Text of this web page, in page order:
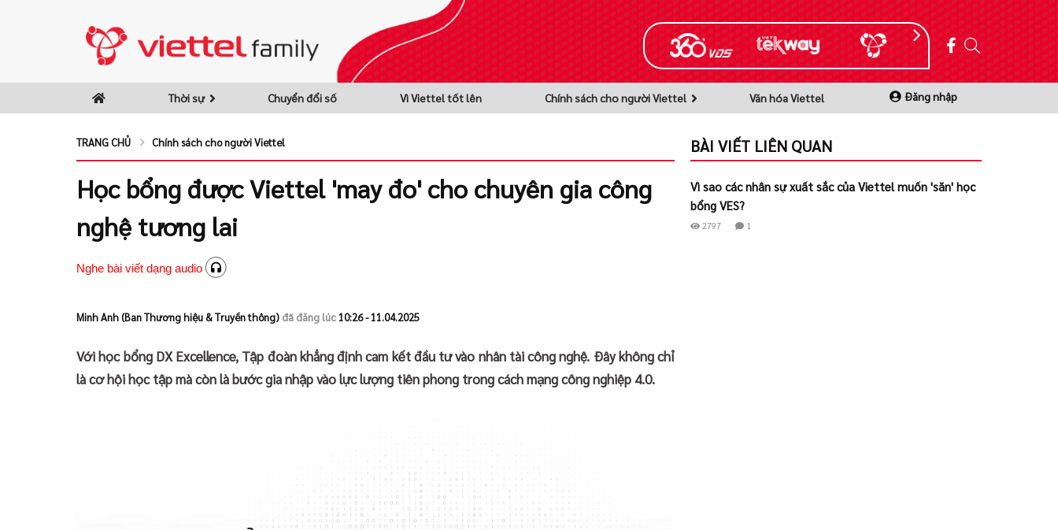
Thời sự Chuyển đổi số Vì Viettel tốt lên Chính sách cho người Viettel Văn hóa Viettel Đăng nhập
TRANG CHỦ Chính sách cho người Viettel
Học bổng được Viettel 'may đo' cho chuyên gia công
nghệ tương lai
Nghe bài viết dạng audio
Minh Anh (Ban Thương hiệu & Truyền thông) đã đăng lúc 10:26 - 11.04.2025
Với học bổng DX Excellence, Tập đoàn khẳng định cam kết đầu tư vào nhân tài công nghệ. Đây không chỉ
là cơ hội học tập mà còn là bước gia nhập vào lực lượng tiên phong trong cách mạng công nghiệp 4.0.
BÀI VIẾT LIÊN QUAN
Vì sao các nhân sự xuất sắc của Viettel muốn 'săn' học
bổng VES?
2797 1